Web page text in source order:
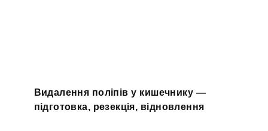
Видалення поліпів у кишечнику —
підготовка, резекція, відновлення